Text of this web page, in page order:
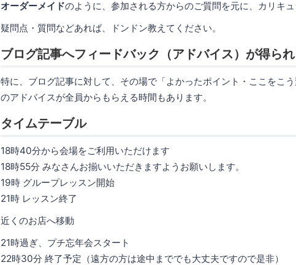
オーダーメイドのように、参加される方からのご質問を元に、カリキ
疑問点・質問などあれば、ドンドン教えてください。
ブログ記事へフィードバック（アドバイス）が得ら
特に、ブログ記事に対して、その場で「よかったポイント・ここをこ
のアドバイスが全員からもらえる時間もあります。
タイムテーブル
18時40分から会場をご利用いただけます
18時55分 みなさんお揃いいただきますようお願いします。
19時 グループレッスン開始
21時 レッスン終了
近くのお店へ移動
21時過ぎ、プチ忘年会スタート
22時30分 終了予定（遠方の方は途中まででも大丈夫ですので是非）